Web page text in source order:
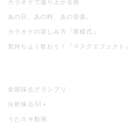
カラオケで盛り上がる曲
あの日、あの時、あの音楽。
カラオケの楽しみ方『新様式』
気持ちよく歌おう！『マスクエフェクト』
全国採点グランプリ
分析採点AI＋
うたスキ動画